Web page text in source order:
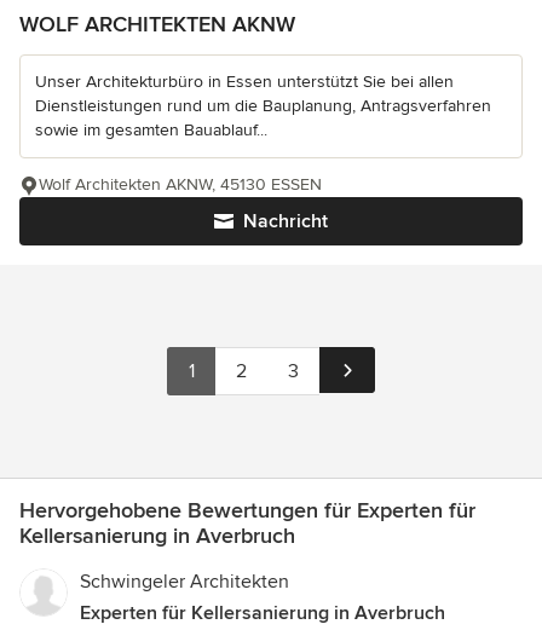
WOLF ARCHITEKTEN AKNW
Unser Architekturbüro in Essen unterstützt Sie bei allen
Dienstleistungen rund um die Bauplanung, Antragsverfahren
sowie im gesamten Bauablauf...
Nachricht
Wolf Architekten AKNW, 45130 ESSEN
1 2 3
Hervorgehobene Bewertungen für Experten für
Kellersanierung in Averbruch
Schwingeler Architekten
Experten für Kellersanierung in Averbruch